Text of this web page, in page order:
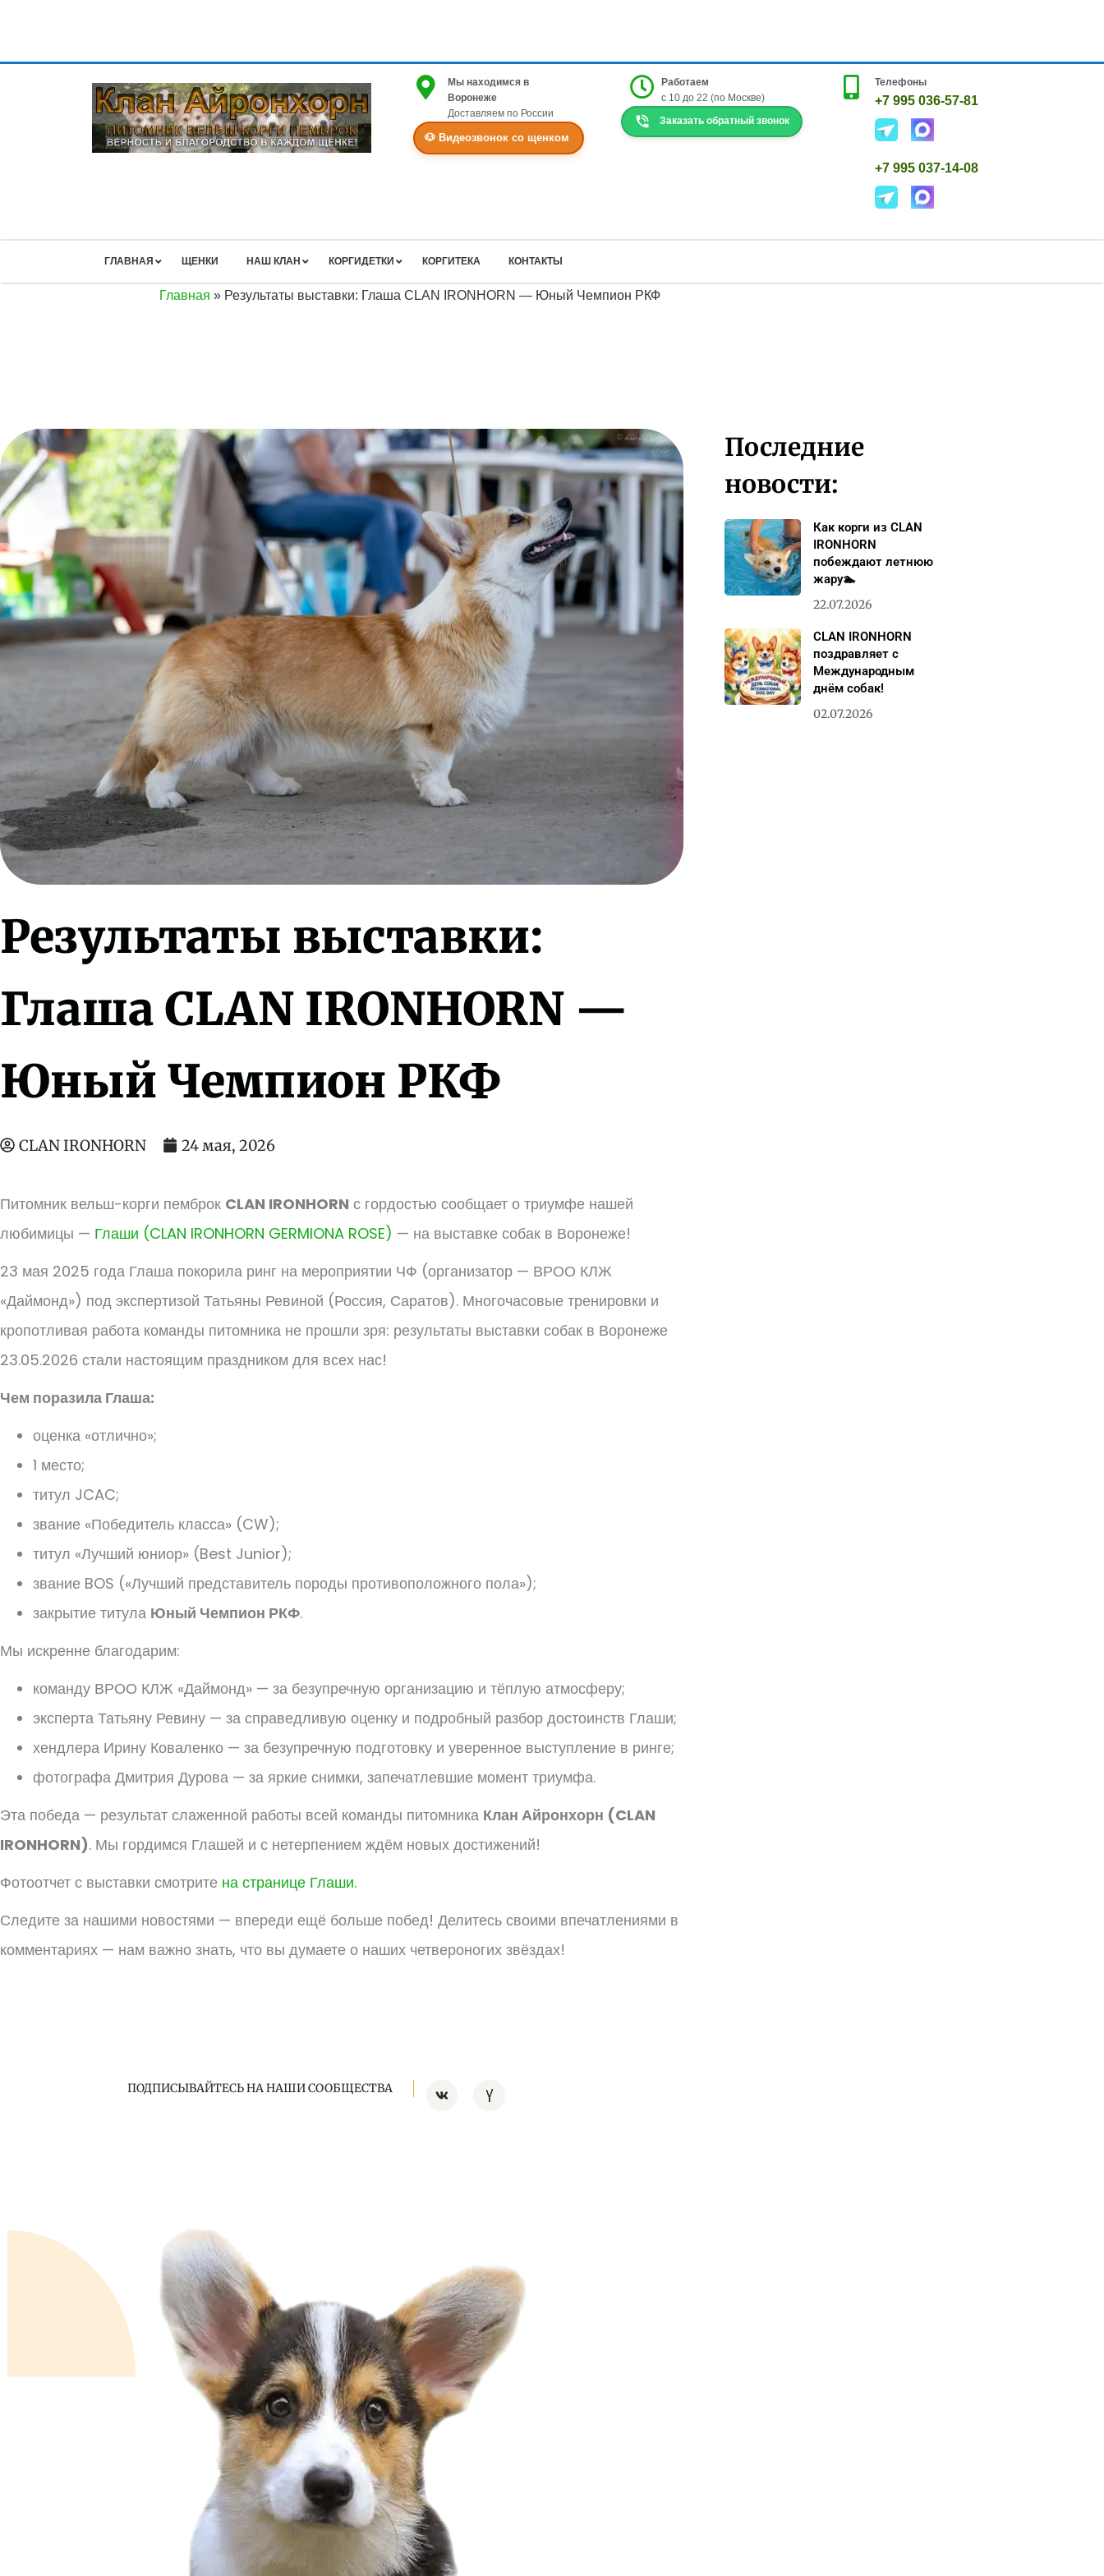
Мы находимся в
Воронеже
Доставляем по России
🐶 Видеозвонок со щенком
Работаем
с 10 до 22 (по Москве)
Заказать обратный звонок
Телефоны
+7 995 036-57-81
+7 995 037-14-08
ГЛАВНАЯ ЩЕНКИ НАШ КЛАН КОРГИДЕТКИ КОРГИТЕКА КОНТАКТЫ
Главная » Результаты выставки: Глаша CLAN IRONHORN — Юный Чемпион РКФ
Результаты выставки:
Глаша CLAN IRONHORN —
Юный Чемпион РКФ
CLAN IRONHORN 24 мая, 2026
Питомник вельш-корги пемброк CLAN IRONHORN с гордостью сообщает о триумфе нашей
любимицы — Глаши (CLAN IRONHORN GERMIONA ROSE) — на выставке собак в Воронеже!
23 мая 2025 года Глаша покорила ринг на мероприятии ЧФ (организатор — ВРОО КЛЖ
«Даймонд») под экспертизой Татьяны Ревиной (Россия, Саратов). Многочасовые тренировки и
кропотливая работа команды питомника не прошли зря: результаты выставки собак в Воронеже
23.05.2026 стали настоящим праздником для всех нас!
Чем поразила Глаша:
оценка «отлично»;
1 место;
титул JCAC;
звание «Победитель класса» (CW);
титул «Лучший юниор» (Best Junior);
звание BOS («Лучший представитель породы противоположного пола»);
закрытие титула Юный Чемпион РКФ.
Мы искренне благодарим:
команду ВРОО КЛЖ «Даймонд» — за безупречную организацию и тёплую атмосферу;
эксперта Татьяну Ревину — за справедливую оценку и подробный разбор достоинств Глаши;
хендлера Ирину Коваленко — за безупречную подготовку и уверенное выступление в ринге;
фотографа Дмитрия Дурова — за яркие снимки, запечатлевшие момент триумфа.
Эта победа — результат слаженной работы всей команды питомника Клан Айронхорн (CLAN
IRONHORN). Мы гордимся Глашей и с нетерпением ждём новых достижений!
Фотоотчет с выставки смотрите на странице Глаши.
Следите за нашими новостями — впереди ещё больше побед! Делитесь своими впечатлениями в
комментариях — нам важно знать, что вы думаете о наших четвероногих звёздах!
ПОДПИСЫВАЙТЕСЬ НА НАШИ СООБЩЕСТВА
Последние
новости:
Как корги из CLAN
IRONHORN
побеждают летнюю
жару🏊
22.07.2026
CLAN IRONHORN
поздравляет с
Международным
днём собак!
02.07.2026